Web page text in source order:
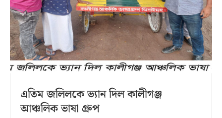
এতিম জলিলকে ভ্যান দিল কালীগঞ্জ
আঞ্চলিক ভাষা গ্রুপ